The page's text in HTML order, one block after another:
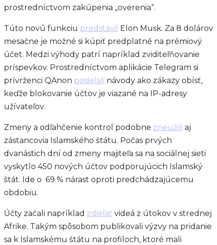
prostredníctvom zakúpenia „overenia“.
Túto novú funkciu predstavil Elon Musk. Za 8 dolárov
mesačne je možné si kúpiť predplatné na prémiový
účet. Medzi výhody patrí napríklad zviditeľňovanie
príspevkov. Prostredníctvom aplikácie Telegram si
prívrženci QAnon posielali návody ako zákazy obísť,
keďže blokovanie účtov je viazané na IP-adresy
užívateľov.
Zmeny a odľahčenie kontrol podobne zneužili aj
zástancovia Islamského štátu. Počas prvých
dvanástich dní od zmeny majiteľa sa na sociálnej sieti
vyskytlo 450 nových účtov podporujúcich Islamský
štát. Ide o 69 % nárast oproti predchádzajúcemu
obdobiu.
Účty začali napríklad zdieľať videá z útokov v strednej
Afrike. Takým spôsobom publikovali výzvy na pridanie
sa k Islamskému štátu na profiloch, ktoré mali